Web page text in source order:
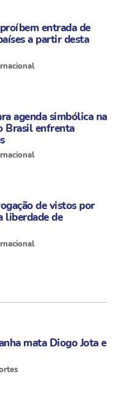
entrada de
a partir desta
agenda simbólica na
Brasil enfrenta
de vistos por
liberdade de
mata Diogo Jota e